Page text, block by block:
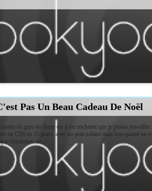
Pas Un Beau Cadeau De Noël
matin du gars du 8ème est il été enchanté que je puisse travailler
un CDI en 15 jours, avec un petit salaire mais bon quand on
l'évolution de...